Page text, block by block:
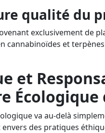
qualité du
exclusivement de
cannabinoïdes et
et
Écologique
va au-delà
des pratiques